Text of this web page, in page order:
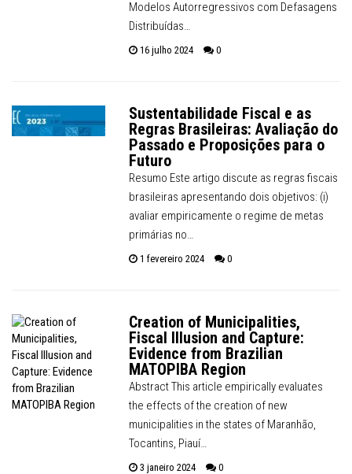
Modelos Autorregressivos com Defasagens
Distribuídas…
16 julho 2024 0
Sustentabilidade Fiscal e as
Regras Brasileiras: Avaliação do
Passado e Proposições para o
Futuro
Resumo Este artigo discute as regras fiscais
brasileiras apresentando dois objetivos: (i)
avaliar empiricamente o regime de metas
primárias no…
1 fevereiro 2024 0
Creation of Municipalities,
Fiscal Illusion and Capture:
Evidence from Brazilian
MATOPIBA Region
Abstract This article empirically evaluates
the effects of the creation of new
municipalities in the states of Maranhão,
Tocantins, Piauí…
3 janeiro 2024 0